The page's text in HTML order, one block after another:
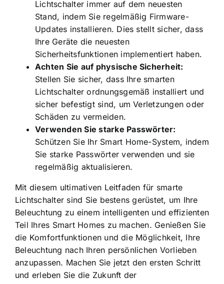
Lichtschalter immer auf dem neuesten
Stand, indem Sie regelmäßig Firmware-
Updates installieren. Dies stellt sicher, dass
Ihre Geräte die neuesten
Sicherheitsfunktionen implementiert haben.
Achten Sie auf physische Sicherheit:
Stellen Sie sicher, dass Ihre smarten
Lichtschalter ordnungsgemäß installiert und
sicher befestigt sind, um Verletzungen oder
Schäden zu vermeiden.
Verwenden Sie starke Passwörter:
Schützen Sie Ihr Smart Home-System, indem
Sie starke Passwörter verwenden und sie
regelmäßig aktualisieren.
Mit diesem ultimativen Leitfaden für smarte
Lichtschalter sind Sie bestens gerüstet, um Ihre
Beleuchtung zu einem intelligenten und effizienten
Teil Ihres Smart Homes zu machen. Genießen Sie
die Komfortfunktionen und die Möglichkeit, Ihre
Beleuchtung nach Ihren persönlichen Vorlieben
anzupassen. Machen Sie jetzt den ersten Schritt
und erleben Sie die Zukunft der